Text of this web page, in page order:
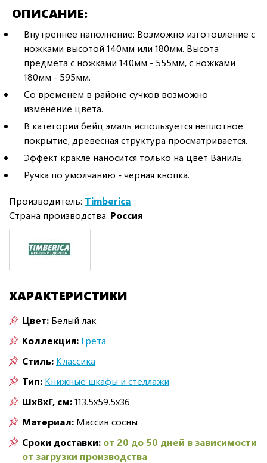
ОПИСАНИЕ
Внутреннее наполнение: Возможно изготовление с
ножками высотой 140мм или 180мм. Высота
предмета с ножками 140мм - 555мм, с ножками
180мм - 595мм.
Со временем в районе сучков возможно
изменение цвета.
В категории бейц эмаль используется неплотное
покрытие, древесная структура просматривается.
Эффект кракле наносится только на цвет Ваниль.
Ручка по умолчанию - чёрная кнопка.
Производитель: Timberica
Страна производства: Россия
ХАРАКТЕРИСТИКИ
Цвет: Белый лак
Коллекция: Грета
Стиль: Классика
Тип: Книжные шкафы и стеллажи
ШxВxГ, см:113.5x59.5x36
Материал: Массив сосны
Сроки доставки: от 20 до 50 дней в зависимости
от загрузки производства